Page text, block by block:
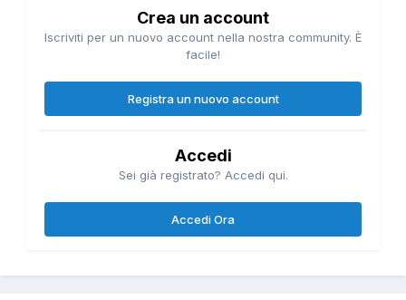
Crea un account
Iscriviti per un nuovo account nella nostra community. È
facile!
Registra un nuovo account
Accedi
Sei già registrato? Accedi qui.
Accedi Ora